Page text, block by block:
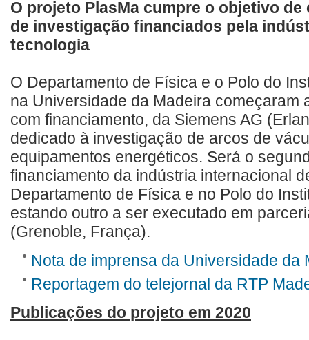
O projeto PlasMa cumpre o objetivo
de investigação financiados pela
tecnologia
O Departamento de Física e o Polo do
na Universidade da Madeira começaram
com financiamento, da Siemens AG
dedicado à investigação de arcos de
equipamentos energéticos. Será o
financiamento da indústria internacional
Departamento de Física e no Polo do
estando outro a ser executado em
(Grenoble, França).
Nota de imprensa da Universidade da
Reportagem do telejornal da RTP
Publicações do projeto em 2020